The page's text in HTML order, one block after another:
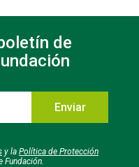
de
y la Política de Protección
Fundación.
Enviar